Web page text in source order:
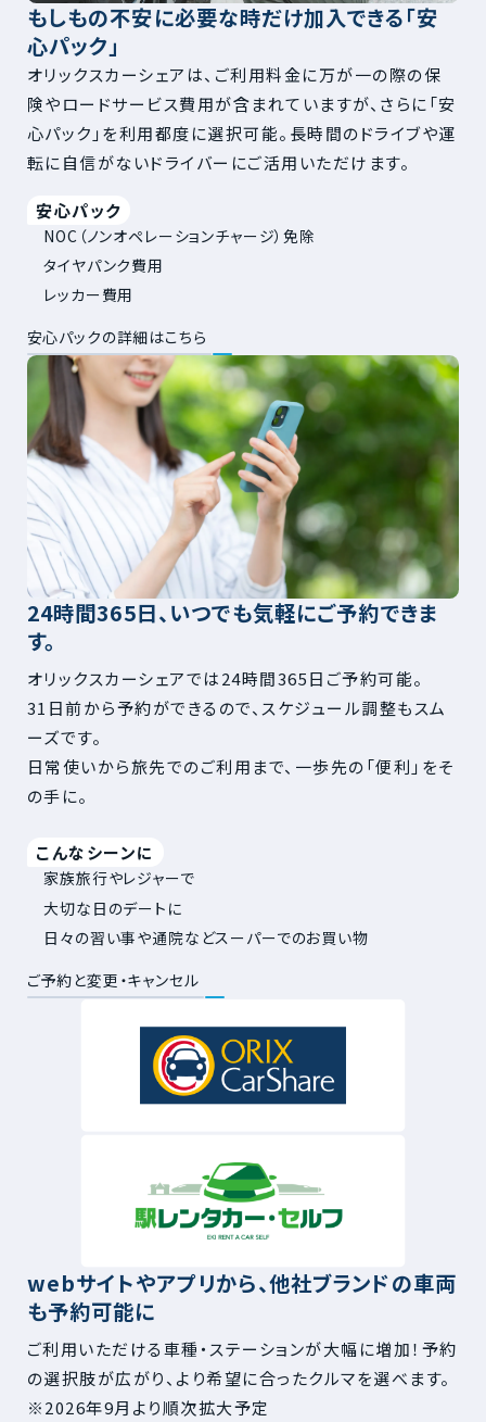
もしもの不安に必要な時だけ加入できる「安
心パック」
オリックスカーシェアは、ご利用料金に万が一の際の保
険やロードサービス費用が含まれていますが、さらに「安
心パック」を利用都度に選択可能。長時間のドライブや運
転に自信がないドライバーにご活用いただけます。
安心パック
NOC（ノンオペレーションチャージ）免除
タイヤパンク費用
レッカー費用
安心パックの詳細はこちら
24時間365日、いつでも気軽にご予約できま
す。
オリックスカーシェアでは24時間365日ご予約可能。
31日前から予約ができるので、スケジュール調整もスム
ーズです。
日常使いから旅先でのご利用まで、一歩先の「便利」をそ
の手に。
こんなシーンに
家族旅行やレジャーで
大切な日のデートに
日々の習い事や通院などスーパーでのお買い物
ご予約と変更・キャンセル
webサイトやアプリから、他社ブランドの車両
も予約可能に
ご利用いただける車種・ステーションが大幅に増加！予約
の選択肢が広がり、より希望に合ったクルマを選べます。
※2026年9月より順次拡大予定